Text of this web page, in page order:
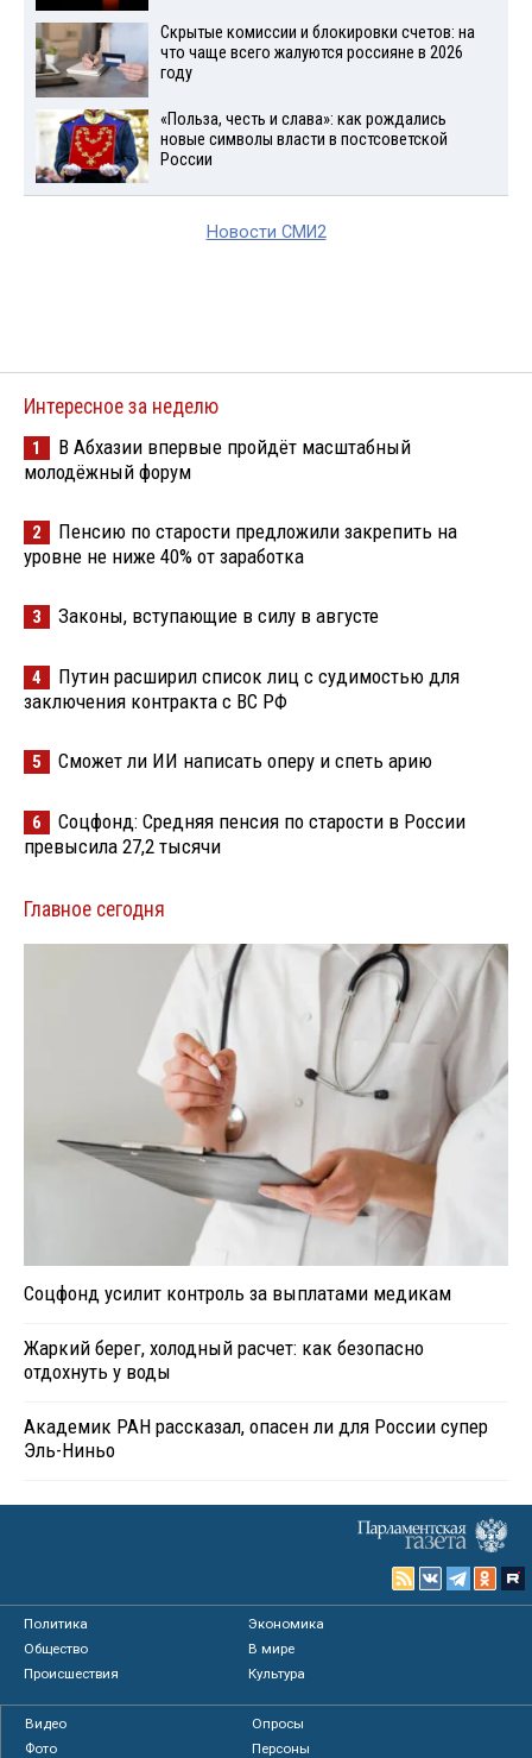
Скрытые комиссии и блокировки счетов: на
что чаще всего жалуются россияне в 2026
году
«Польза, честь и слава»: как рождались
новые символы власти в постсоветской
России
Новости СМИ2
Интересное за неделю
1
В Абхазии впервые пройдёт масштабный
молодёжный форум
2
Пенсию по старости предложили закрепить на
уровне не ниже 40% от заработка
3 Законы, вступающие в силу в августе
4
Путин расширил список лиц с судимостью для
заключения контракта с ВС РФ
5 Сможет ли ИИ написать оперу и спеть арию
6
Соцфонд: Средняя пенсия по старости в России
превысила 27,2 тысячи
Главное сегодня
Соцфонд усилит контроль за выплатами медикам
Жаркий берег, холодный расчет: как безопасно
отдохнуть у воды
Академик РАН рассказал, опасен ли для России супер
Эль-Ниньо
Политика
Экономика
Общество
В мире
Происшествия
Культура
Видео
Опросы
Фото
Персоны